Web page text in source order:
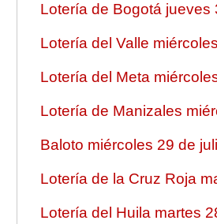
Lotería de Bogotá jueves
Lotería del Valle
Lotería del Meta
Lotería de Manizales
Baloto miércoles 29 de
Lotería de la Cruz Roja
Lotería del Huila martes